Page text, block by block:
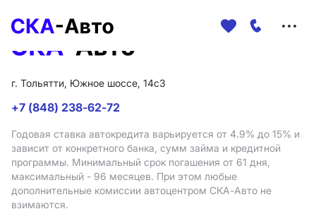
г. Тольятти, Южное шоссе, 14с3
+7 (848) 238-62-72
Годовая ставка автокредита варьируется от 4.9% до 15% и
зависит от конкретного банка, сумм займа и кредитной
программы. Минимальный срок погашения от 61 дня,
максимальный - 96 месяцев. При этом любые
дополнительные комиссии автоцентром СКА-Авто не
взимаются.